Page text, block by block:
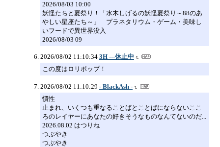
2026/08/03 10:00
妖怪たちと夏祭り！「水木しげるの妖怪夏祭り～88のあ
やしい星座たち～」 プラネタリウム・ゲーム・美味し
いフードで異世界没入
2026/08/03 09
2026/08/02 11:10:34 3H ---休止中
この度はロリポップ！
2026/08/02 11:10:29 - BlackAsh -
慣性
止まれ、いくつも重なることばとことばにならないここ
ろのレイヤーにあなたの好きそうなものなんてないのだ...
2026.08.02 はつりね
つぶやき
つぶやき